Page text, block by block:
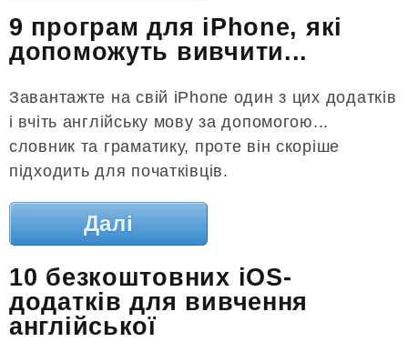
9 програм для iPhone, які
допоможуть вивчити...
Завантажте на свій iPhone один з цих додатків
і вчіть англійську мову за допомогою...
словник та граматику, проте він скоріше
підходить для початківців.
Далі
10 безкоштовних iOS-
додатків для вивчення
англійської